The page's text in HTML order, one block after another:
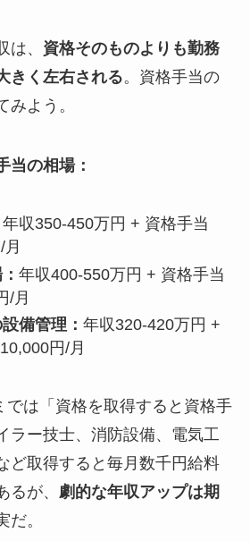
は、 資格そのものよりも勤務
きく左右される。資格手当の
みよう。
当の相場：
年収350-450万円 + 資格手当
年収400-550万円 + 資格手当
/月
備管理： 年収320-420万円 +
円/月
では「資格を取得すると資格手
ラー技士、消防設備、電気工
ど取得すると毎月数千円給料
るが、 劇的な年収アップは期
だ。